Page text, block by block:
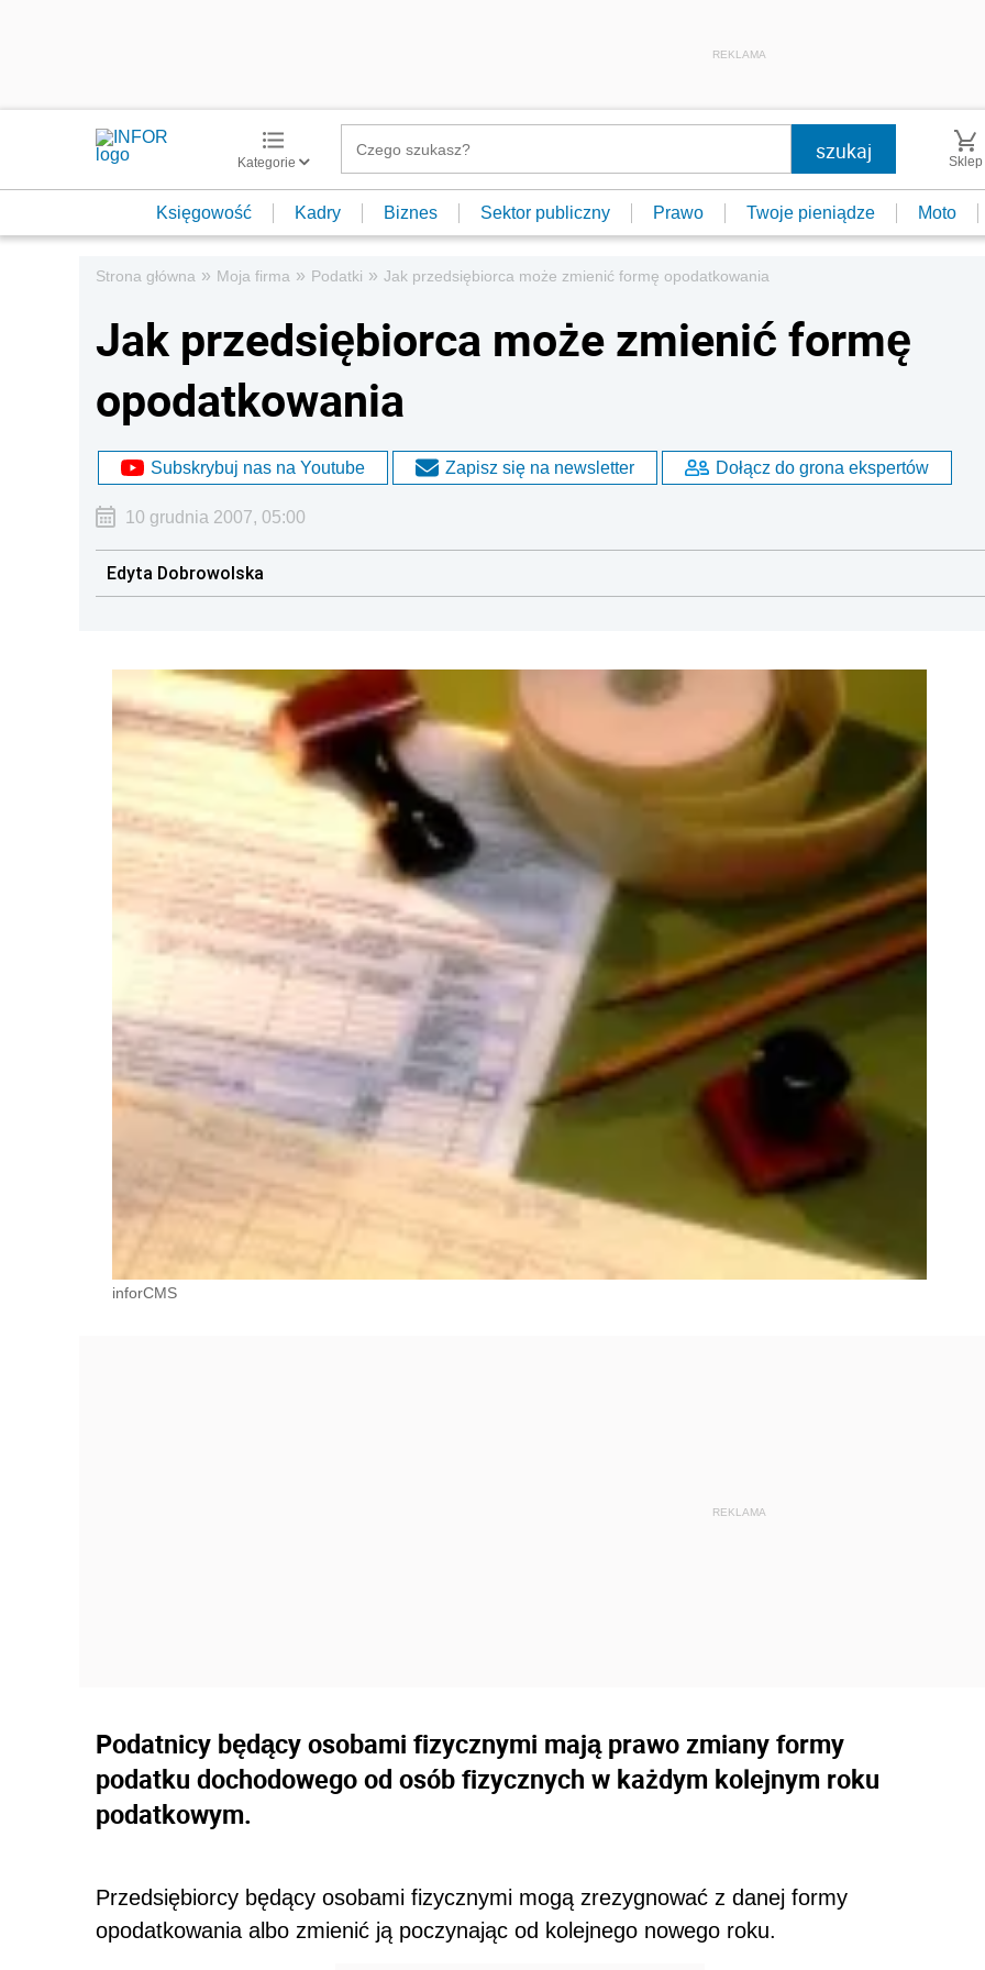
REKLAMA
Kategorie Sklep
Księgowość Kadry Biznes Sektor publiczny Prawo Twoje pieniądze Moto
Strona główna » Moja firma » Podatki » Jak przedsiębiorca może zmienić formę opodatkowania
Jak przedsiębiorca może zmienić formę
opodatkowania
Subskrybuj nas na Youtube Zapisz się na newsletter Dołącz do grona ekspertów
10 grudnia 2007, 05:00
Edyta Dobrowolska
inforCMS
Podatnicy będący osobami fizycznymi mają prawo zmiany formy
podatku dochodowego od osób fizycznych w każdym kolejnym roku
podatkowym.
Przedsiębiorcy będący osobami fizycznymi mogą zrezygnować z danej formy
opodatkowania albo zmienić ją poczynając od kolejnego nowego roku.